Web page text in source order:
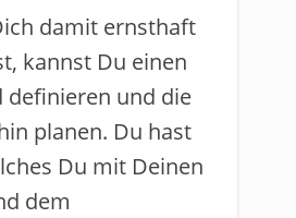
damit ernsthaft
kannst Du einen
definieren und die
planen. Du hast
Du mit Deinen
dem